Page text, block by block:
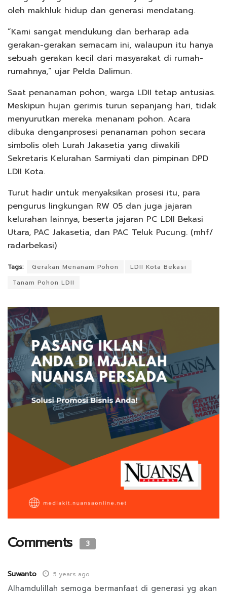
oleh makhluk hidup dan generasi mendatang.
“Kami sangat mendukung dan berharap ada
gerakan-gerakan semacam ini, walaupun itu hanya
sebuah gerakan kecil dari masyarakat di rumah-
rumahnya,” ujar Pelda Dalimun.
Saat penanaman pohon, warga LDII tetap antusias.
Meskipun hujan gerimis turun sepanjang hari, tidak
menyurutkan mereka menanam pohon. Acara
dibuka denganprosesi penanaman pohon secara
simbolis oleh Lurah Jakasetia yang diwakili
Sekretaris Kelurahan Sarmiyati dan pimpinan DPD
LDII Kota.
Turut hadir untuk menyaksikan prosesi itu, para
pengurus lingkungan RW 05 dan juga jajaran
kelurahan lainnya, beserta jajaran PC LDII Bekasi
Utara, PAC Jakasetia, dan PAC Teluk Pucung. (mhf/
radarbekasi)
Tags: Gerakan Menanam Pohon
LDII Kota Bekasi
Tanam Pohon LDII
Comments 3
Suwanto 5 years ago
Alhamdulillah semoga bermanfaat di generasi yg akan